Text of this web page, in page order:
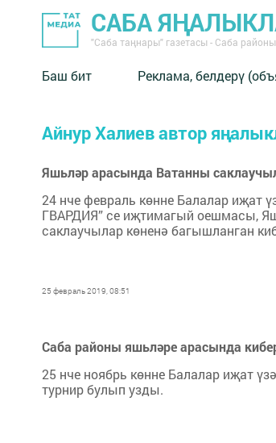
САБА
"Саба таңнары" газетасы - Саба районы
Баш бит Реклама, белдерү
Айнур Халиев автор
Яшьләр арасында Ватанны
24 нче февраль көнне Балалар иҗат
ГВАРДИЯ” се иҗтимагый оешмасы,
саклаучылар көненә багышланган
25 февраль 2019, 08:51
Саба районы яшьләре арасында
25 нче ноябрь көнне Балалар иҗат
турнир булып узды.